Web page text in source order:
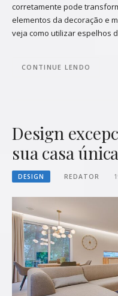
corretamente pode
elementos da decoração e
veja como utilizar espelhos
CONTINUE LENDO
Design
sua casa única
DESIGN REDATOR